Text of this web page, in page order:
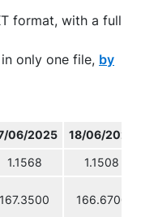
format, with a full
only one file, by
06/2025 18/06/2025
1.1568 1.1508
167.3500 166.6700